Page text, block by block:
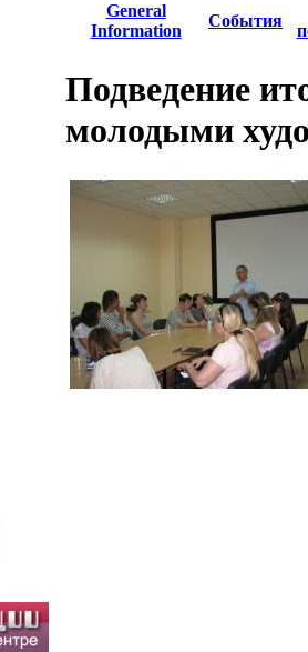
General
Information
События
Подведение
молодыми